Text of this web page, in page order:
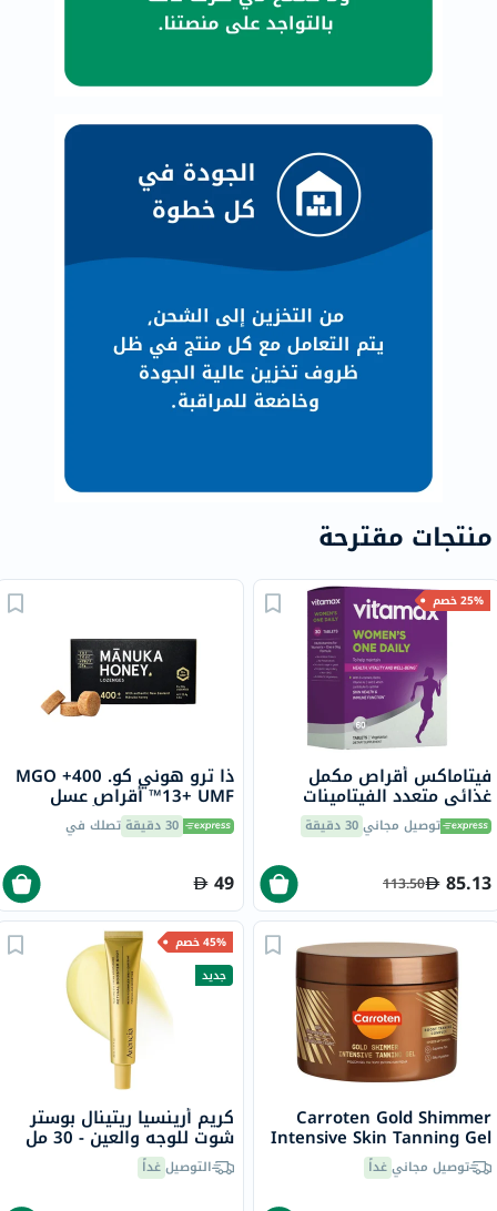
منتجات مقترحة
25% خصم
فيتاماكس أقراص مكمل
غذائي متعدد الفيتامينات
للنساء، مرة واحدة يوميًا،
حزمة من 60توصيل مجاني30 دقيقة
85.13
113.50
ذا ترو هوني كو. 400+ MGO
13+ UMF™ أقراص عسل
مانوكا 2.8 جرام 8 أقراص30 دقيقة تصلك في
49
Carroten Gold Shimmer
Intensive Skin Tanning Gel
150mlتوصيل مجانيغداً
45% خصم
جديد
كريم أرينسيا ريتينال بوستر
شوت للوجه والعين - 30 مل
التوصيلغداً